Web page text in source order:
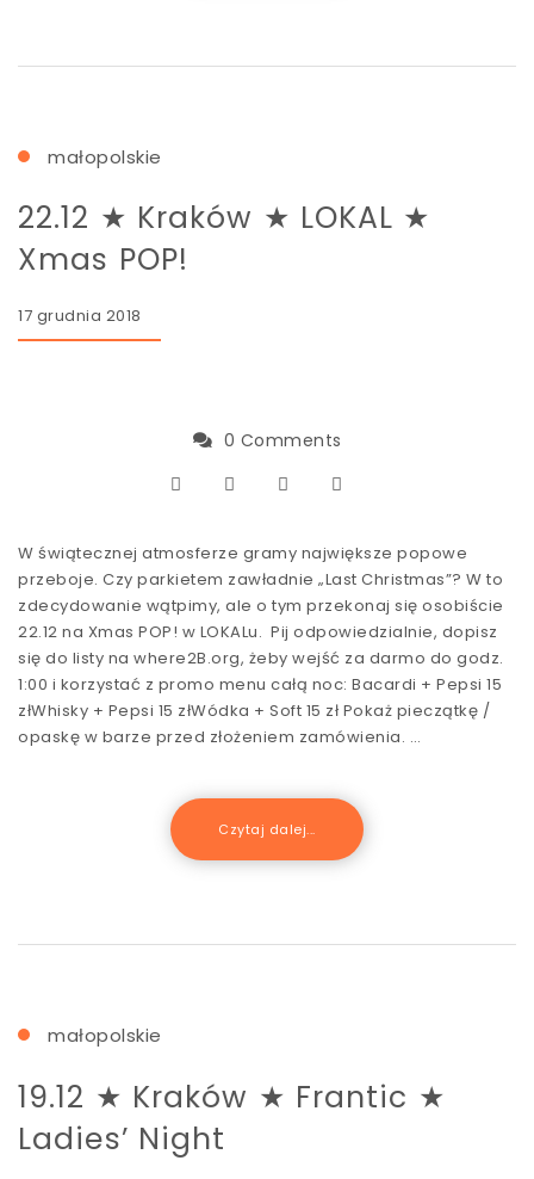
małopolskie
22.12 ★ Kraków ★ LOKAL ★
Xmas POP!
17 grudnia 2018
0 Comments
W świątecznej atmosferze gramy największe popowe
przeboje. Czy parkietem zawładnie „Last Christmas”? W to
zdecydowanie wątpimy, ale o tym przekonaj się osobiście
22.12 na Xmas POP! w LOKALu. Pij odpowiedzialnie, dopisz
się do listy na where2B.org, żeby wejść za darmo do godz.
1:00 i korzystać z promo menu całą noc: Bacardi + Pepsi 15
złWhisky + Pepsi 15 złWódka + Soft 15 zł Pokaż pieczątkę /
opaskę w barze przed złożeniem zamówienia. …
Czytaj dalej...
małopolskie
19.12 ★ Kraków ★ Frantic ★
Ladies’ Night